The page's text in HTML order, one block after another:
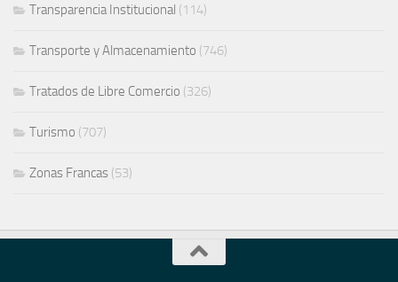
Transparencia Institucional (114)
Transporte y Almacenamiento (746)
Tratados de Libre Comercio (326)
Turismo (707)
Zonas Francas (53)